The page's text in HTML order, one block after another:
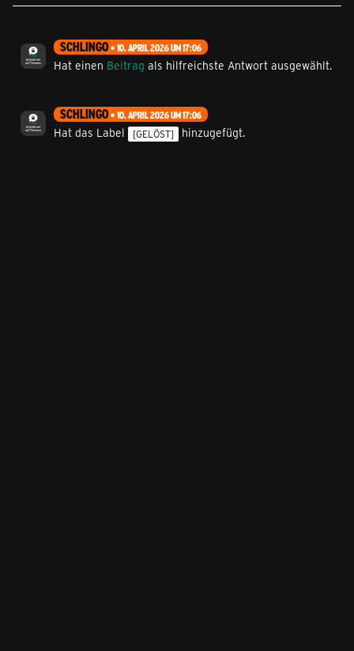
SCHLINGO 10. APRIL 2026 UM 17:06
Hat einen Beitrag als hilfreichste Antwort ausgewählt.
SCHLINGO 10. APRIL 2026 UM 17:06
Hat das Label [GELÖST] hinzugefügt.